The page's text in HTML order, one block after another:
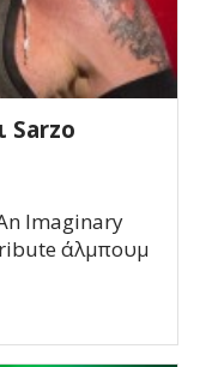
Sarzo
Imaginary
άλμπουμ